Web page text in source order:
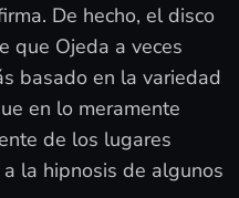
De hecho, el disco
que Ojeda a veces
basado en la variedad
en lo meramente
de los lugares
la hipnosis de algunos